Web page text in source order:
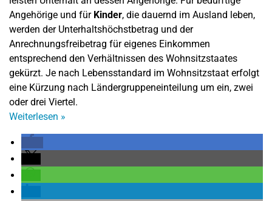
Angehörige und für Kinder, die dauernd im Ausland leben,
werden der Unterhaltshöchstbetrag und der
Anrechnungsfreibetrag für eigenes Einkommen
entsprechend den Verhältnissen des Wohnsitzstaates
gekürzt. Je nach Lebensstandard im Wohnsitzstaat erfolgt
eine Kürzung nach Ländergruppeneinteilung um ein, zwei
oder drei Viertel.
Weiterlesen »